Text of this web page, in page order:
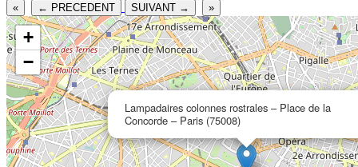
« ← PRECEDENT SUIVANT → »
Lampadaires colonnes rostrales – Place de la
Concorde – Paris (75008)
+
−